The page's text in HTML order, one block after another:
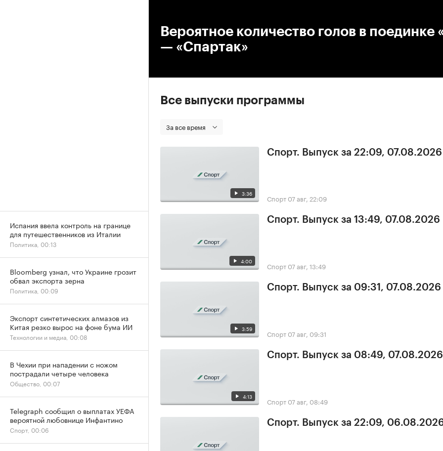
Вероятное количество голов в поединке
— «Спартак»
Все выпуски программы
За все время
3:36
Спорт. Выпуск за 22:09, 07.08.2026
Спорт 07 авг, 22:09
4:00
Спорт. Выпуск за 13:49, 07.08.2026
Спорт 07 авг, 13:49
3:59
Спорт. Выпуск за 09:31, 07.08.2026
Спорт 07 авг, 09:31
4:13
Спорт. Выпуск за 08:49, 07.08.2026
Спорт 07 авг, 08:49
Спорт. Выпуск за 22:09,
Испания ввела контроль на границе
для путешественников из Италии
Политика, 00:13
Bloomberg узнал, что Украине грозит
обвал экспорта зерна
Политика, 00:09
Экспорт синтетических алмазов из
Китая резко вырос на фоне бума ИИ
Технологии и медиа, 00:08
В Чехии при нападении с ножом
пострадали четыре человека
Общество, 00:07
Telegraph сообщил о выплатах УЕФА
вероятной любовнице Инфантино
Спорт, 00:06